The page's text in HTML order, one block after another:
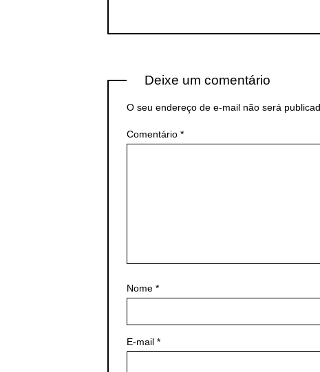
Deixe um comentário
O seu endereço de e-mail não será
Comentário *
Nome *
E-mail *